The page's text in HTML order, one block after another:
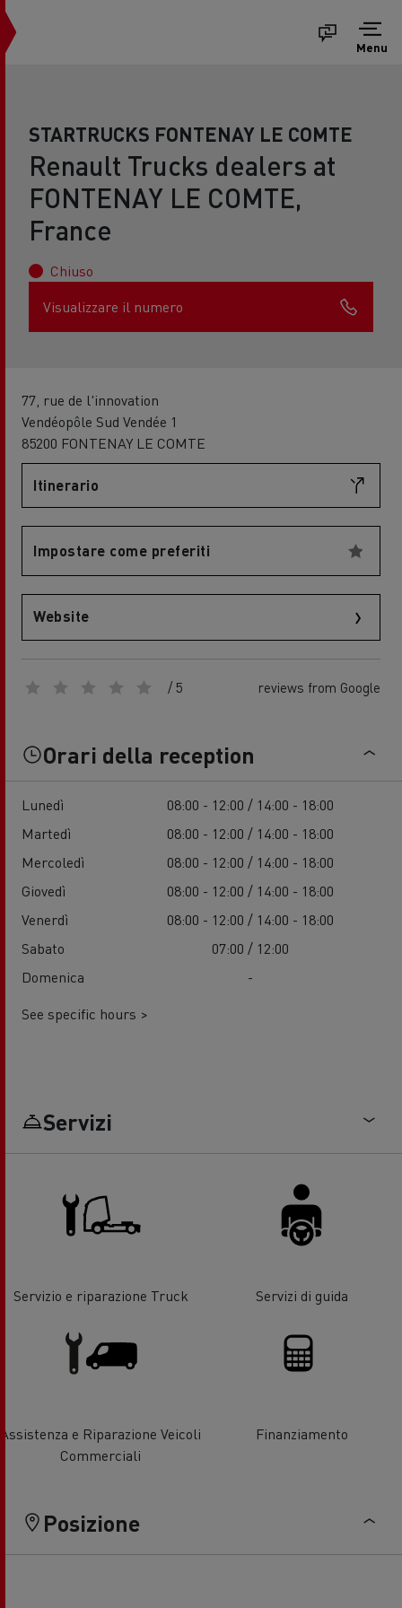
Menu
STARTRUCKS FONTENAY LE COMTE
Renault Trucks dealers at
FONTENAY LE COMTE,
France
Chiuso
Visualizzare il numero
77, rue de l'innovation
Vendéopôle Sud Vendée 1
85200 FONTENAY LE COMTE
Itinerario
Impostare come preferiti
Website
/ 5 reviews from Google
Orari della reception
Lunedì
08:00 - 12:00 / 14:00 - 18:00
Martedì
08:00 - 12:00 / 14:00 - 18:00
Mercoledì
08:00 - 12:00 / 14:00 - 18:00
Giovedì
08:00 - 12:00 / 14:00 - 18:00
Venerdì
08:00 - 12:00 / 14:00 - 18:00
Sabato
07:00 / 12:00
Domenica
-
See specific hours >
Servizi
Servizio e riparazione Truck Servizi di guida
Assistenza e Riparazione Veicoli
Commerciali
Finanziamento
Posizione